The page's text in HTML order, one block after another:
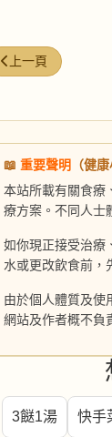
上一篇文章: 韭菜炒
上一頁
📖 重要聲明
（健
本站所載有關食療
療方案。不同人士
如你現正接受治療
水或更改飲食前，
由於個人體質及使
網站及作者概不負
3餸1湯 快手